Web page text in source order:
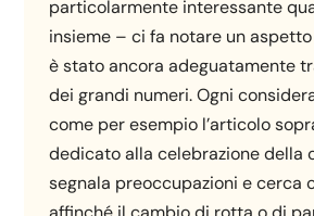
particolarmente interessante
insieme – ci fa notare un
è stato ancora adeguatamente
dei grandi numeri. Ogni
come per esempio l’articolo
dedicato alla celebrazione della
segnala preoccupazioni e cerca